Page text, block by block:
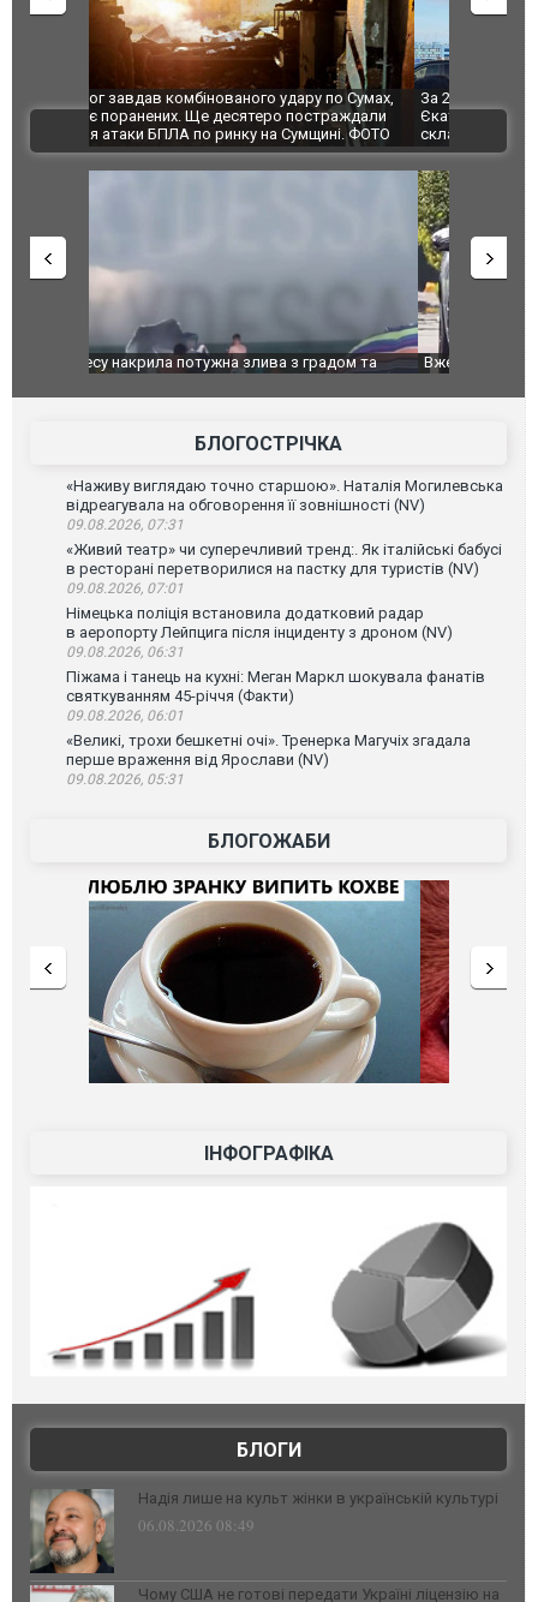
За 2000 кілометрів від кордону з Україною: в
Єкатеринбурзі після атаки дронів загорівся
склад Wildberries. ФОТО. ВІДЕО
"Мої
ВІДЕО
Вже вивели на тести: Ferrari готує оновлення
Вийшов
фільму
БЛОГОСТРІЧКА
«Наживу виглядаю точно старшою». Наталія Могилевська
відреагувала на обговорення її зовнішності (NV)
09.08.2026, 07:31
«Живий театр» чи суперечливий тренд:. Як італійські бабусі
в ресторані перетворилися на пастку для туристів (NV)
09.08.2026, 07:01
Німецька поліція встановила додатковий радар
в аеропорту Лейпцига після інциденту з дроном (NV)
09.08.2026, 06:31
Піжама і танець на кухні: Меган Маркл шокувала фанатів
святкуванням 45-річчя (Факти)
09.08.2026, 06:01
«Великі, трохи бешкетні очі». Тренерка Магучіх згадала
перше враження від Ярослави (NV)
09.08.2026, 05:31
БЛОГОЖАБИ
ІНФОГРАФІКА
БЛОГИ
Надія лише на культ жінки в українській культурі
06.08.2026 08:49
Чому США не готові передати Україні ліцензію на